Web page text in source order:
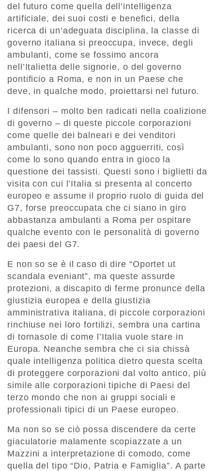
del futuro come quella dell’intelligenza
artificiale, dei suoi costi e benefici, della
ricerca di un’adeguata disciplina, la classe di
governo italiana si preoccupa, invece, degli
ambulanti, come se fossimo ancora
nell’Italietta delle signorie, o del governo
pontificio a Roma, e non in un Paese che
deve, in qualche modo, proiettarsi nel futuro.
I difensori – molto ben radicati nella coalizione
di governo – di queste piccole corporazioni
come quelle dei balneari e dei venditori
ambulanti, sono non poco agguerriti, così
come lo sono quando entra in gioco la
questione dei tassisti. Questi sono i biglietti da
visita con cui l’Italia si presenta al concerto
europeo e assume il proprio ruolo di guida del
G7, forse preoccupata che ci siano in giro
abbastanza ambulanti a Roma per ospitare
qualche evento con le personalità di governo
dei paesi del G7.
E non so se è il caso di dire “Oportet ut
scandala eveniant”, ma queste assurde
protezioni, a discapito di ferme pronunce della
giustizia europea e della giustizia
amministrativa italiana, di piccole corporazioni
rinchiuse nei loro fortilizi, sembra una cartina
di tornasole di come l’Italia vuole stare in
Europa. Neanche sembra che ci sia chissà
quale intelligenza politica dietro questa scelta
di proteggere corporazioni dal volto antico, più
simile alle corporazioni tipiche di Paesi del
terzo mondo che non ai gruppi sociali e
professionali tipici di un Paese europeo.
Ma non so se ciò possa discendere da certe
giaculatorie malamente scopiazzate a un
Mazzini a interpretazione di comodo, come
quella del tipo “Dio, Patria e Famiglia”. A parte